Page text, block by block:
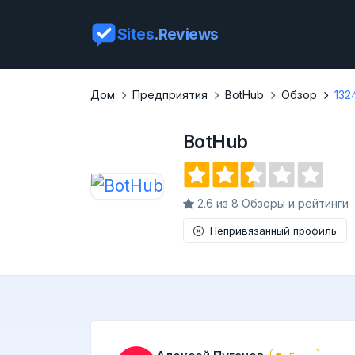
Sites.Reviews
Дом Предприятия BotHub Обзор
BotHub
2.6 из 8 Обзоры и рейтинги
Непривязанный профиль